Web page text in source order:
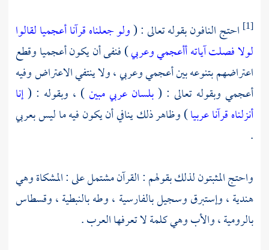
[1] احتج النافون بقوله تعالى : (ولو جعلناه قرآنا أعجميا لقالوا
لولا فصلت آياته أأعجمي وعربي) فنفى أن يكون أعجميا وقطع
اعتراضهم بتنوعه بين أعجمي وعربي ، ولا ينتفي الاعتراض وفيه
أعجمي وبقوله تعالى : (بلسان عربي مبين) ، وبقوله : (إنا
أنزلناه قرآنا عربيا) وظاهر ذلك ينافي أن يكون فيه ما ليس بعربي
.
واحتج المثبتون لذلك بقولهم : القرآن مشتمل على : المشكاة وهي
هندية ، وإستبرق وسجيل بالفارسية ، وطه بالنبطية ، وقسطاس
بالرومية ، والأب وهي كلمة لا تعرفها العرب .